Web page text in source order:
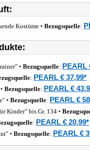
Kostüme • Bezugsquelle:
• Bezugsquelle: PEARL
: PEARL € 37,99*
Bezugsquelle: PEARL €
• Bezugsquelle: PEARL €
Kinder" bis Gr. 134 •
: PEARL € 20,99*
• Bezugsquelle: PEARL €